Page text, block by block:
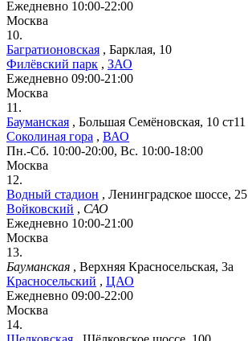
Ежедневно 10:00-22:00
Москва
10.
Багратионовская , Барклая, 10
Филёвский парк , ЗАО
Ежедневно 09:00-21:00
Москва
11.
Бауманская , Большая Семёновская, 10 ст11
Соколиная гора , ВАО
Пн.-Сб. 10:00-20:00, Вс. 10:00-18:00
Москва
12.
Водный стадион , Ленинградское шоссе, 25
Войковский , САО
Ежедневно 10:00-21:00
Москва
13.
Бауманская , Верхняя Красносельская, 3а
Красносельский , ЦАО
Ежедневно 09:00-22:00
Москва
14.